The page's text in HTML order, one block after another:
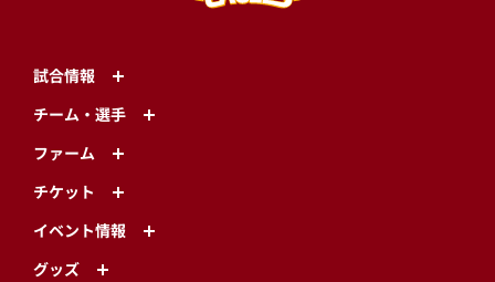
試合情報
チーム・選手
ファーム
チケット
イベント情報
グッズ